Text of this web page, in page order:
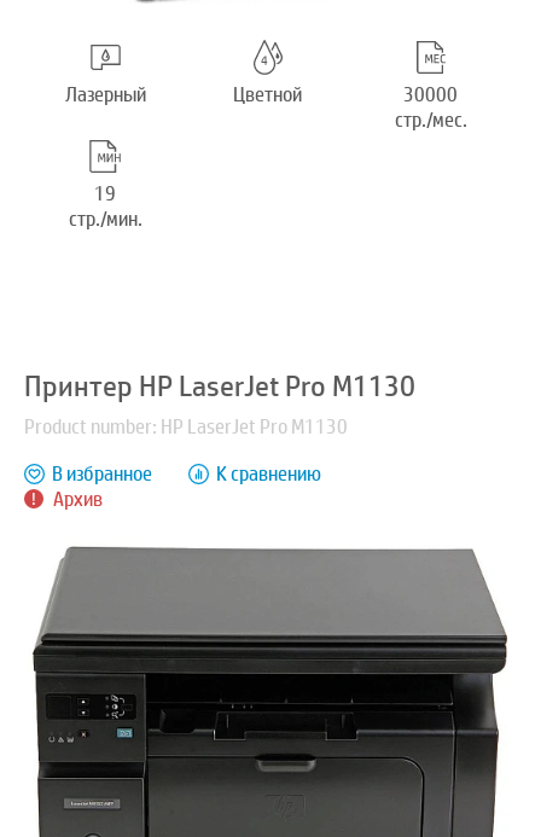
Лазерный Цветной
30000
стр./мес.
19
стр./мин.
Принтер HP LaserJet Pro M1130
Product number: HP LaserJet Pro M1130
Архив
В избранное К сравнению